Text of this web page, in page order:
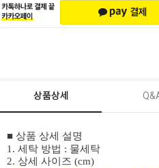
상품상세
■ 상품 상세 설명
1. 세탁 방법 : 물세탁
2. 상세 사이즈 (cm)